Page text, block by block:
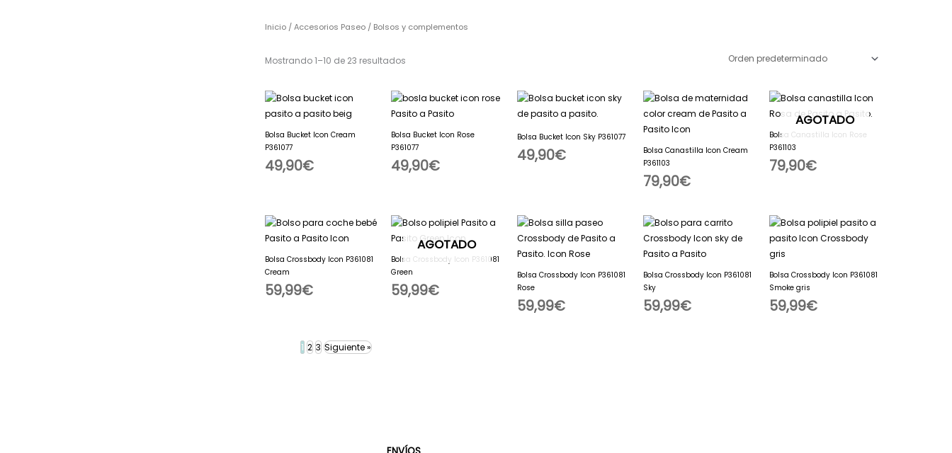
Inicio/Accesorios Paseo/ Bolsos y complementos
Mostrando 1–10 de 23 resultados
Bolsa Bucket Icon Cream
P361077
49,90€
Bolsa Bucket Icon Rose
P361077
49,90€
Bolsa Bucket Icon Sky P361077
49,90€
Bolsa Canastilla Icon Cream
P361103
79,90€
AGOTADO
Bolsa Canastilla Icon Rose
P361103
79,90€
Bolsa Crossbody Icon P361081
Cream
59,99€
AGOTADO
Bolsa Crossbody Icon P361081
Green
59,99€
Bolsa Crossbody Icon P361081
Rose
59,99€
Bolsa Crossbody Icon P361081
Sky
59,99€
Bolsa Crossbody Icon P361081
Smoke gris
59,99€
1 2 3 Siguiente »